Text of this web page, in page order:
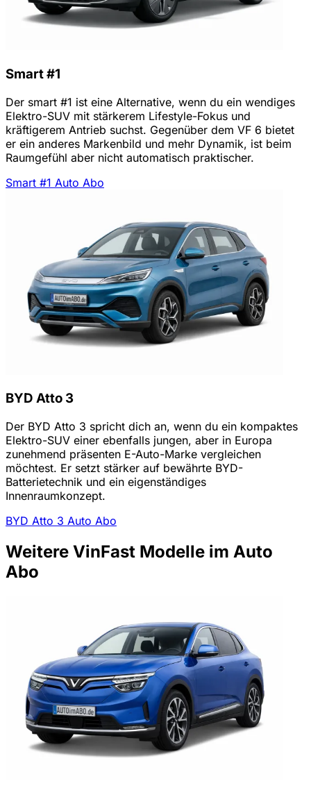
Smart #1
Der smart #1 ist eine Alternative, wenn du ein wendiges
Elektro-SUV mit stärkerem Lifestyle-Fokus und
kräftigerem Antrieb suchst. Gegenüber dem VF 6 bietet
er ein anderes Markenbild und mehr Dynamik, ist beim
Raumgefühl aber nicht automatisch praktischer.
Smart #1 Auto Abo
BYD Atto 3
Der BYD Atto 3 spricht dich an, wenn du ein kompaktes
Elektro-SUV einer ebenfalls jungen, aber in Europa
zunehmend präsenten E-Auto-Marke vergleichen
möchtest. Er setzt stärker auf bewährte BYD-
Batterietechnik und ein eigenständiges
Innenraumkonzept.
BYD Atto 3 Auto Abo
Weitere VinFast Modelle im Auto
Abo